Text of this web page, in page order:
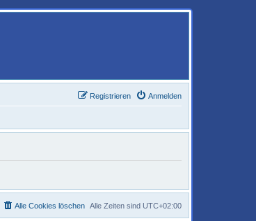
Anmelden
Registrieren
Alle Zeiten sind UTC+02:00
Alle Cookies löschen